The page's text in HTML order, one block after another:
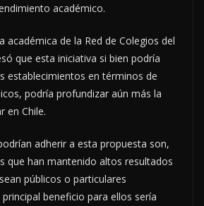
académico.
académica de la Red de Colegios del
que esta iniciativa si bien podría
establecimientos en términos de
podría profundizar aún más la
en Chile.
adherir a esta propuesta son,
que han mantenido altos resultados
públicos o particulares
beneficio para ellos sería